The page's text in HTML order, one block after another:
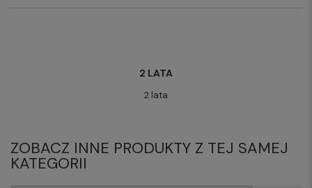
2 LATA
2 lata
ZOBACZ INNE PRODUKTY Z TEJ SAMEJ
KATEGORII